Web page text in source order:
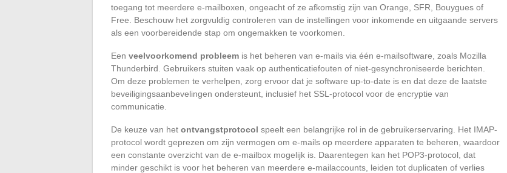
toegang tot meerdere e-mailboxen, ongeacht of ze afkomstig zijn van Orange, SFR, Bouygues of
Free. Beschouw het zorgvuldig controleren van de instellingen voor inkomende en uitgaande servers
als een voorbereidende stap om ongemakken te voorkomen.
Een veelvoorkomend probleem is het beheren van e-mails via één e-mailsoftware, zoals Mozilla
Thunderbird. Gebruikers stuiten vaak op authenticatiefouten of niet-gesynchroniseerde berichten.
Om deze problemen te verhelpen, zorg ervoor dat je software up-to-date is en dat deze de laatste
beveiligingsaanbevelingen ondersteunt, inclusief het SSL-protocol voor de encryptie van
communicatie.
De keuze van het ontvangstprotocol speelt een belangrijke rol in de gebruikerservaring. Het IMAP-
protocol wordt geprezen om zijn vermogen om e-mails op meerdere apparaten te beheren, waardoor
een constante overzicht van de e-mailbox mogelijk is. Daarentegen kan het POP3-protocol, dat
minder geschikt is voor het beheren van meerdere e-mailaccounts, leiden tot duplicaten of verlies